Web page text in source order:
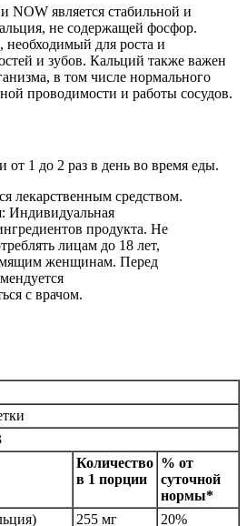
NOW является стабильной и
не содержащей фосфор.
для роста и
и зубов. Кальций также важен
в том числе нормального
проводимости и работы сосудов.
от 1 до 2 раз в день во время еды.
лекарственным средством.
Индивидуальная
продукта. Не
лицам до 18 лет,
женщинам. Перед
с врачом.
Количество
в 1 порции
% от
суточной
нормы*
255 мг
20%